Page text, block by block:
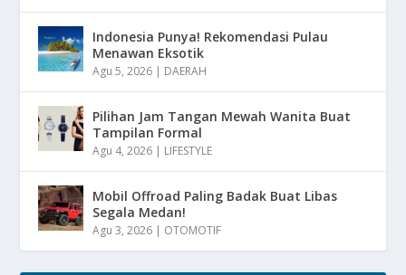
Indonesia Punya! Rekomendasi Pulau
Menawan Eksotik
Agu 5, 2026 | DAERAH
Pilihan Jam Tangan Mewah Wanita Buat
Tampilan Formal
Agu 4, 2026 | LIFESTYLE
Mobil Offroad Paling Badak Buat Libas
Segala Medan!
Agu 3, 2026 | OTOMOTIF